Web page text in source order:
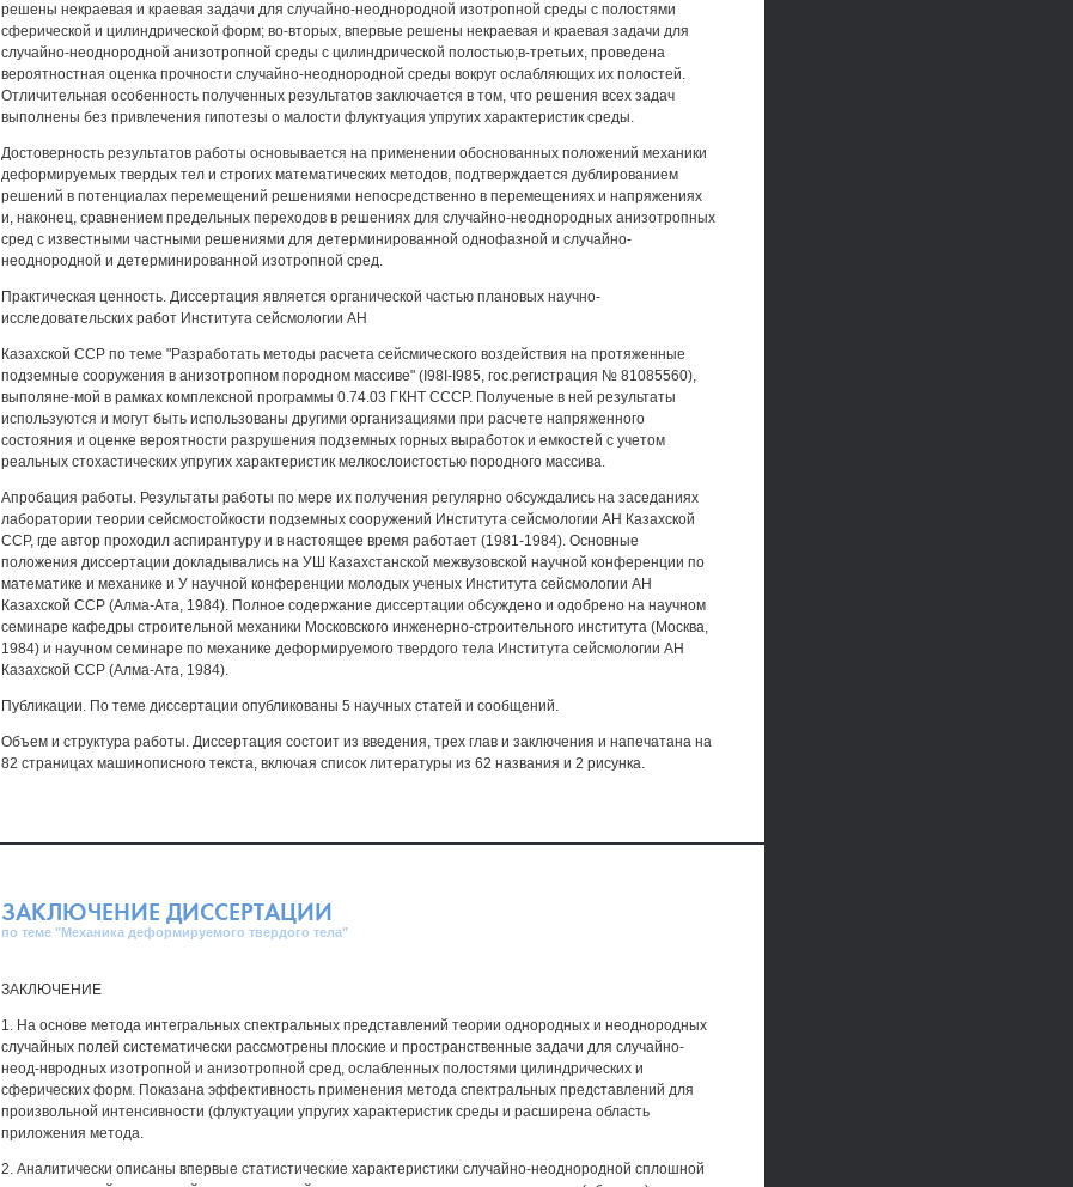
решены некраевая и краевая задачи для случайно-неоднородной изотропной среды с полостями
сферической и цилиндрической форм; во-вторых, впервые решены некраевая и краевая задачи для
случайно-неоднородной анизотропной среды с цилиндрической полостью;в-третьих, проведена
вероятностная оценка прочности случайно-неоднородной среды вокруг ослабляющих их полостей.
Отличительная особенность полученных результатов заключается в том, что решения всех задач
выполнены без привлечения гипотезы о малости флуктуация упругих характеристик среды.
Достоверность результатов работы основывается на применении обоснованных положений механики
деформируемых твердых тел и строгих математических методов, подтверждается дублированием
решений в потенциалах перемещений решениями непосредственно в перемещениях и напряжениях
и, наконец, сравнением предельных переходов в решениях для случайно-неоднородных анизотропных
сред с известными частными решениями для детерминированной однофазной и случайно-
неоднородной и детерминированной изотропной сред.
Практическая ценность. Диссертация является органической частью плановых научно-
исследовательских работ Института сейсмологии АН
Казахской ССР по теме "Разработать методы расчета сейсмического воздействия на протяженные
подземные сооружения в анизотропном породном массиве" (I98I-I985, гос.регистрация № 81085560),
выполяне-мой в рамках комплексной программы 0.74.03 ГКНТ СССР. Полученые в ней результаты
используются и могут быть использованы другими организациями при расчете напряженного
состояния и оценке вероятности разрушения подземных горных выработок и емкостей с учетом
реальных стохастических упругих характеристик мелкослоистостью породного массива.
Апробация работы. Результаты работы по мере их получения регулярно обсуждались на заседаниях
лаборатории теории сейсмостойкости подземных сооружений Института сейсмологии АН Казахской
ССР, где автор проходил аспирантуру и в настоящее время работает (1981-1984). Основные
положения диссертации докладывались на УШ Казахстанской межвузовской научной конференции по
математике и механике и У научной конференции молодых ученых Института сейсмологии АН
Казахской ССР (Алма-Ата, 1984). Полное содержание диссертации обсуждено и одобрено на научном
семинаре кафедры строительной механики Московского инженерно-строительного института (Москва,
1984) и научном семинаре по механике деформируемого твердого тела Института сейсмологии АН
Казахской ССР (Алма-Ата, 1984).
Публикации. По теме диссертации опубликованы 5 научных статей и сообщений.
Объем и структура работы. Диссертация состоит из введения, трех глав и заключения и напечатана на
82 страницах машинописного текста, включая список литературы из 62 названия и 2 рисунка.
ЗАКЛЮЧЕНИЕ ДИССЕРТАЦИИ
по теме "Механика деформируемого твердого тела"
ЗАКЛЮЧЕНИЕ
1. На основе метода интегральных спектральных представлений теории однородных и неоднородных
случайных полей систематически рассмотрены плоские и пространственные задачи для случайно-
неод-нвродных изотропной и анизотропной сред, ослабленных полостями цилиндрических и
сферических форм. Показана эффективность применения метода спектральных представлений для
произвольной интенсивности (флуктуации упругих характеристик среды и расширена область
приложения метода.
2. Аналитически описаны впервые статистические характеристики случайно-неоднородной сплошной